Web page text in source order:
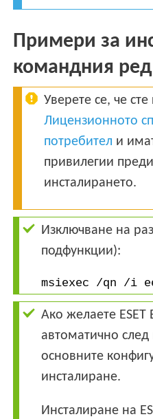
Примери за
командния ред
Уверете се, че
Лицензионното
потребител и
привилегии
инсталирането.
Изключване на
подфункции):
msiexec /qn /i
Ако желаете
автоматично
основните
инсталиране.
Инсталиране на